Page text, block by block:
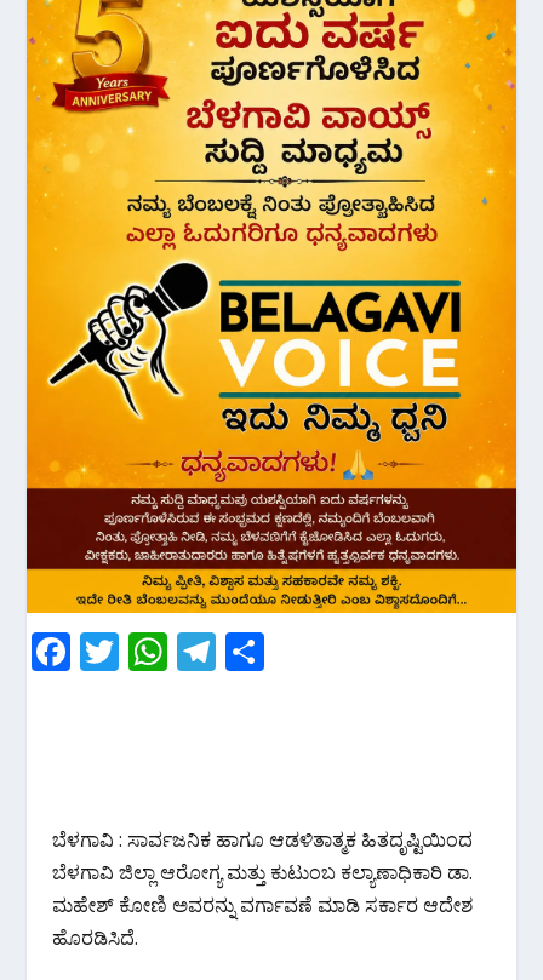
F
o
k
T W
p
p
T
m
ಬೆಳಗಾವಿ : ಸಾರ್ವಜನಿಕ ಹಾಗೂ ಆಡಳಿತಾತ್ಮಕ ಹಿತದೃಷ್ಟಿಯಿಂದ
ಬೆಳಗಾವಿ ಜಿಲ್ಲಾ ಆರೋಗ್ಯ ಮತ್ತು ಕುಟುಂಬ ಕಲ್ಯಾಣಾಧಿಕಾರಿ ಡಾ.
ಮಹೇಶ್ ಕೋಣಿ ಅವರನ್ನು ವರ್ಗಾವಣೆ ಮಾಡಿ ಸರ್ಕಾರ ಆದೇಶ
ಹೊರಡಿಸಿದೆ.